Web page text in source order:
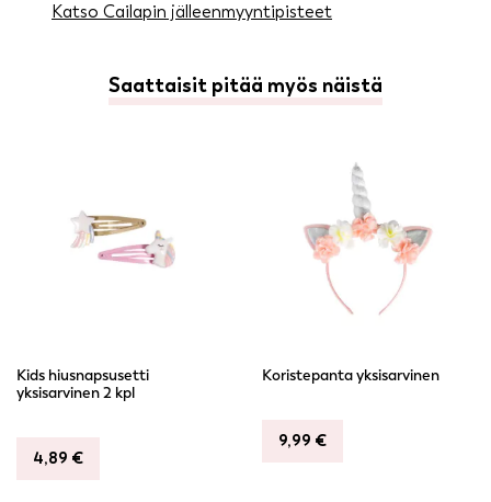
Katso Cailapin jälleenmyyntipisteet
Saattaisit pitää myös näistä
Kids hiusnapsusetti
yksisarvinen 2 kpl
4,89 €
Koristepanta yksisarvinen
9,99 €